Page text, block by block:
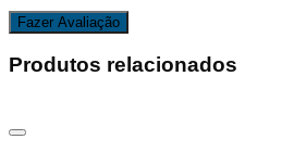
Produtos relacionados